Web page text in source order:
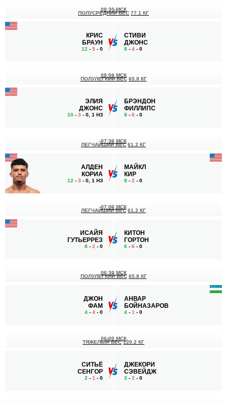
КРИС
БРАУН
12 - 5 - 0
08:30 МСК
ПОЛУСРЕДНИЙ ВЕС 77.1 КГ
СТИВИ
ДЖОНС
8 - 4 - 0
ЭЛИЯ
ДЖОНС
10 - 3 - 0, 1 НЗ
08:00 МСК
ПОЛУЛЕГКИЙ ВЕС 65.8 КГ
БРЭНДОН
ФИЛЛИПС
8 - 6 - 0
АЛДЕН
КОРИА
12 - 3 - 0, 1 НЗ
07:30 МСК
ЛЕГЧАЙШИЙ ВЕС 61.2 КГ
МАЙКЛ
КИР
8 - 2 - 0
ИСАЙЯ
ГУТЬЕРРЕЗ
8 - 2 - 0
07:00 МСК
ЛЕГЧАЙШИЙ ВЕС 61.2 КГ
КИТОН
ГОРТОН
6 - 6 - 0
ДЖОН
ФАМ
4 - 4 - 0
06:30 МСК
ПОЛУЛЕГКИЙ ВЕС 65.8 КГ
АНВАР
БОЙНАЗАРОВ
4 - 1 - 0
СИТЬЁ
СЕНГОР
2 - 1 - 0
06:00 МСК
ТЯЖЕЛЫЙ ВЕС 120.2 КГ
ДЖЕКОРИ
СЭВЕЙДЖ
3 - 2 - 0